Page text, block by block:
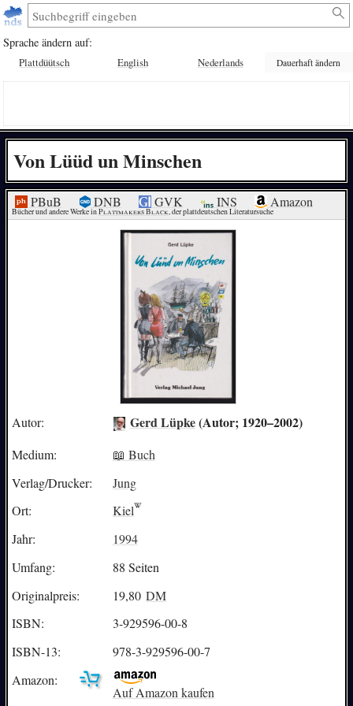
Sprache ändern auf:
Plattdüütsch English Nederlands Dauerhaft ändern
Von Lüüd un Minschen
PBuB DNB GVK INS Amazon
Bücher und andere Werke in Plattmakers Black, der plattdeutschen Literatursuche
Autor: Gerd Lüpke(Autor; 1920–2002)
Medium:
📖 Buch
Verlag/Drucker:
Jung
Ort:
Kiel
Jahr:
1994
Umfang:
88 Seiten
Originalpreis:
19,80 DM
ISBN:
3-929596-00-8
ISBN-13:
978-3-929596-00-7
Amazon:
Auf Amazon kaufen